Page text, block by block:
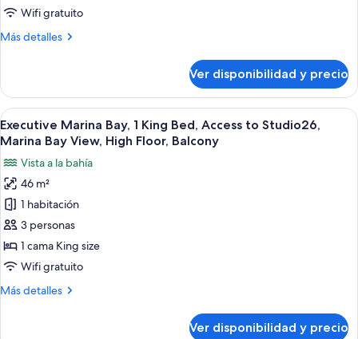
Wifi gratuito
Más detalles
Más
Club
Ver disponibilidad y precio
Ver
todas
fotos
de
Executive
Marina
Bay,
1
Bed,
Una habitación de hotel moderna
6
Executive Marina Bay, 1 King Bed, Access to Studio26,
Marina Bay View, High Floor, Balcony
Vista a la bahía
46 m²
1 habitación
3 personas
1 cama King size
Wifi gratuito
Más detalles
Más
Ver disponibilidad y precio